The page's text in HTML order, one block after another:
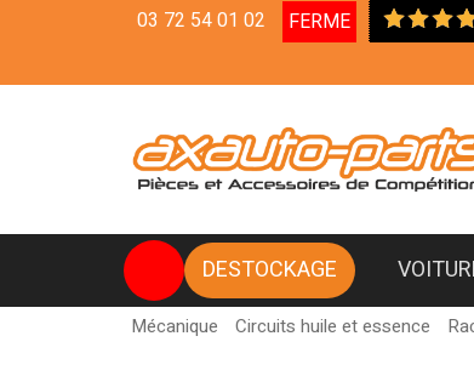
03 72 54 01 02 FERME
DESTOCKAGE
Mécanique Circuits huile et essence